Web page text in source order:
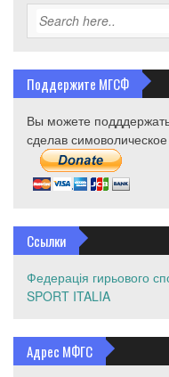
Поддержите МГСФ
Вы можете
сделав
Ссылки
Федерація гирьового
SPORT ITALIA
Адрес МФГС